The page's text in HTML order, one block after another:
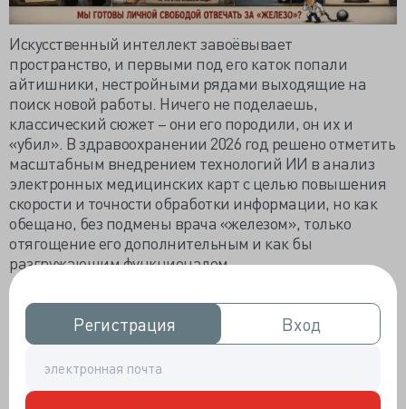
Регистрация
Регистрация Вход
Вход
Искусственный интеллект завоёвывает
пространство, и первыми под его каток попали
айтишники, нестройными рядами выходящие на
поиск новой работы. Ничего не поделаешь,
классический сюжет – они его породили, он их и
«убил». В здравоохранении 2026 год решено отметить
масштабным внедрением технологий ИИ в анализ
электронных медицинских карт с целью повышения
скорости и точности обработки информации, но как
обещано, без подмены врача «железом», только
отягощение его дополнительным и как бы
разгружающим функционалом.
ФФОМС, скрупулёзно считающий казённые деньги,
уверен, что активизация внедрения ИИ в одну лишь
лучевую диагностику снизит трудозатраты
специалистов на 10%, сэкономив по всей стране 550
млн руб. А посему убедительно просит министра
Мурашко увеличить эффективность и долю обработки